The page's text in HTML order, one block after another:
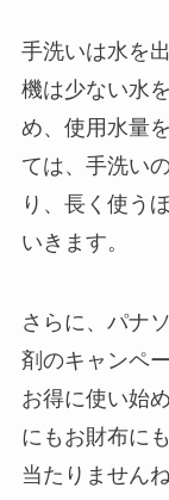
手洗いは水を
機は少ない水
め、使用水量
ては、手洗い
り、長く使う
いきます。
さらに、パナ
剤のキャンペ
お得に使い始
にもお財布に
当たりませんね